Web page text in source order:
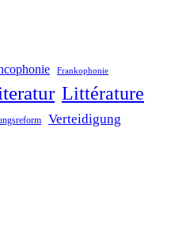
Frankophonie
Littérature
Verteidigung